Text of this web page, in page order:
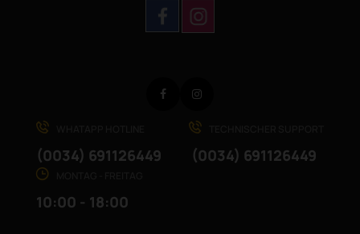
(0034) 691126449 (0034) 691126449
10:00 - 18:00
Facebook